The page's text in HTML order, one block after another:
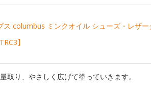
ス columbus ミンクオイル シューズ・レザ
】
取り、やさしく広げて塗っていきます。